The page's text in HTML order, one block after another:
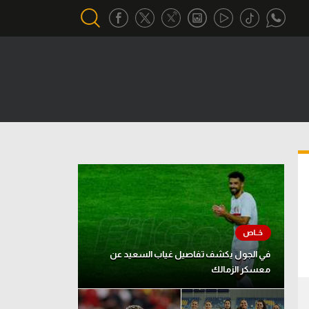
تحقيق في الجول
تقرير في الجول
تحليل في الجول
حكايات في الجول
كويز في الجول
فيديو في الجول
في الجول يكشف تفاصيل غياب السعيد عن
معسكر الزمالك